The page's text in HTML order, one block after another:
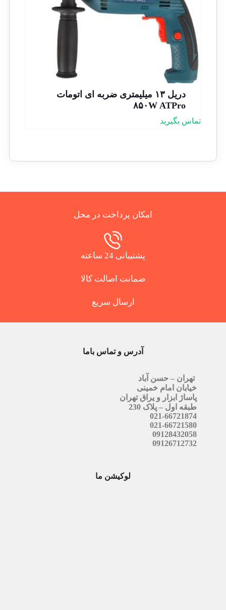
دریل ۱۳ میلیمتری ضربه ای اتومات
۸۵۰W ATPro
تماس بگیرید
امکان پرداخت در محل
پشتیبانی 24 ساعته
ضمانت اصالت کالا
ارسال سریع
آدرس و تماس باما
تهران – حسن آباد
خیابان امام خمینی
پاساژ ابزار و یراق تهران
طبقه اول – پلاک 230
021-66721874
021-66721580
09128432058
09126712732
لوکیشن ما